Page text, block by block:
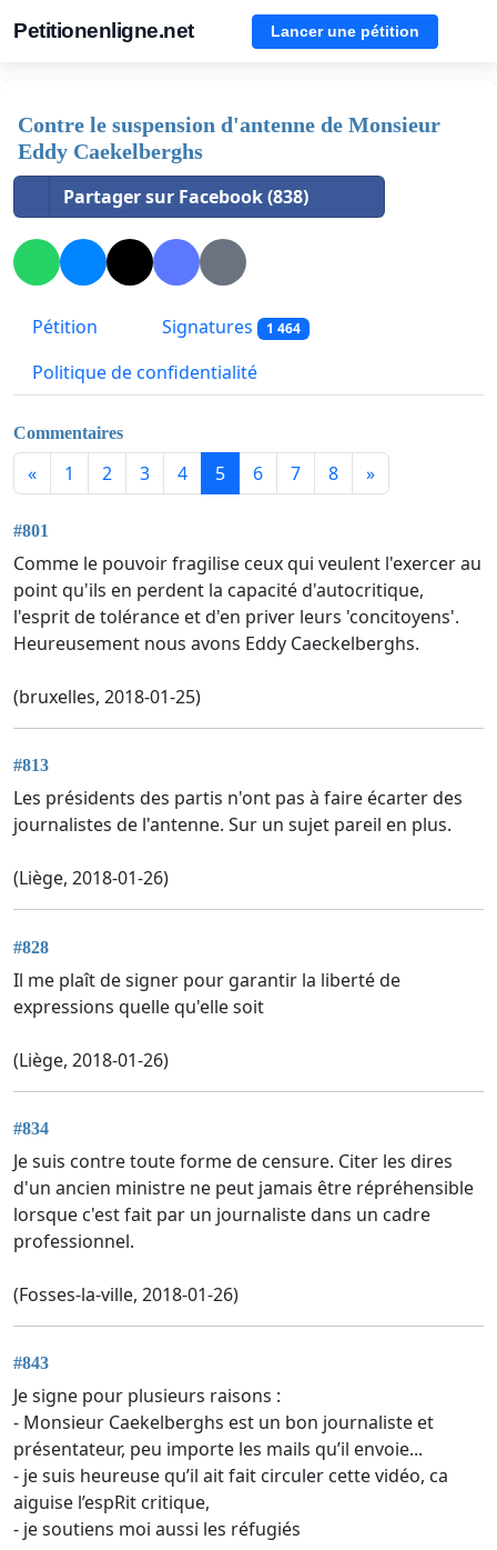
Petitionenligne.net Lancer une pétition
Contre le suspension d'antenne de Monsieur
Eddy Caekelberghs
Partager sur Facebook (838)
Pétition Signatures 1 464
Politique de confidentialité
Commentaires
« 1 2 3 4 5 6 7 8 »
#801
Comme le pouvoir fragilise ceux qui veulent l'exercer au
point qu'ils en perdent la capacité d'autocritique,
l'esprit de tolérance et d'en priver leurs 'concitoyens'.
Heureusement nous avons Eddy Caeckelberghs.
(bruxelles, 2018-01-25)
#813
Les présidents des partis n'ont pas à faire écarter des
journalistes de l'antenne. Sur un sujet pareil en plus.
(Liège, 2018-01-26)
#828
Il me plaît de signer pour garantir la liberté de
expressions quelle qu'elle soit
(Liège, 2018-01-26)
#834
Je suis contre toute forme de censure. Citer les dires
d'un ancien ministre ne peut jamais être répréhensible
lorsque c'est fait par un journaliste dans un cadre
professionnel.
(Fosses-la-ville, 2018-01-26)
#843
Je signe pour plusieurs raisons :
- Monsieur Caekelberghs est un bon journaliste et
présentateur, peu importe les mails qu’il envoie...
- je suis heureuse qu’il ait fait circuler cette vidéo, ca
aiguise l’espRit critique,
- je soutiens moi aussi les réfugiés